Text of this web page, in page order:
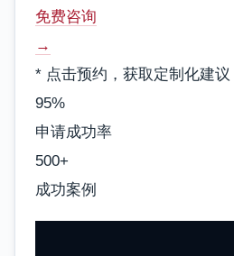
免费咨询
→
* 点击预约，获取定制化建议
95%
申请成功率
500+
成功案例